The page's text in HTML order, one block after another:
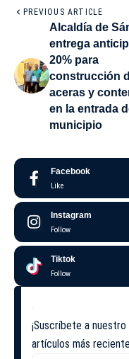
PREVIOUS ARTICLE
Alcaldía de
entrega
20% para
construcción
aceras y
en la entrada
municipio
Facebook
Like
Instagram
Follow
Tiktok
Follow
¡Suscríbete a
artículos más